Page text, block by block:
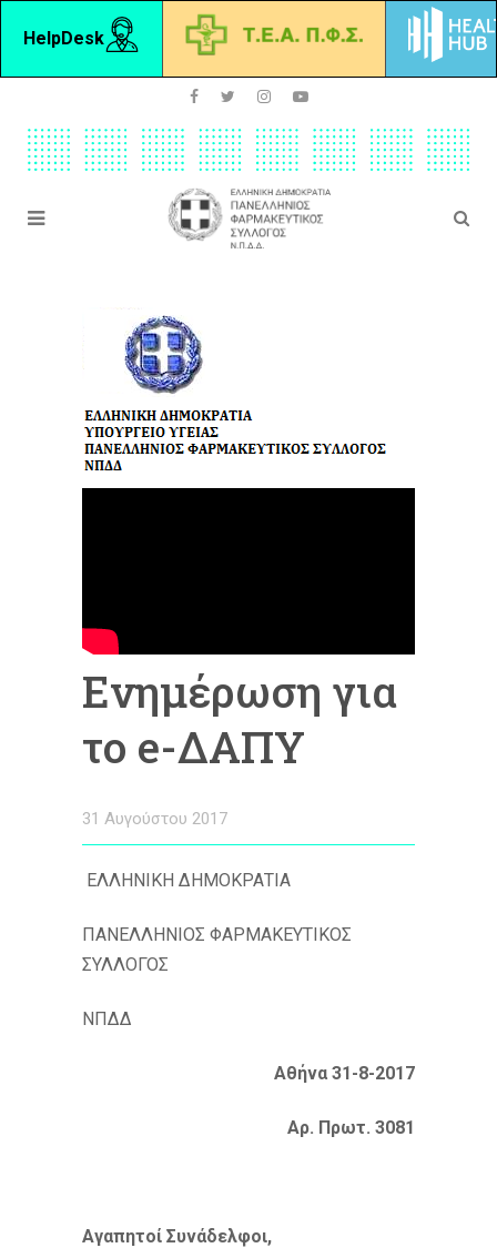
HelpDesk
Ενημέρωση για
το e-ΔΑΠΥ
31 Αυγούστου 2017
ΕΛΛΗΝΙΚΗ ΔΗΜΟΚΡΑΤΙΑ
ΠΑΝΕΛΛΗΝΙΟΣ ΦΑΡΜΑΚΕΥΤΙΚΟΣ
ΣΥΛΛΟΓΟΣ
ΝΠΔΔ
Αθήνα 31-8-2017
Αρ. Πρωτ. 3081
Αγαπητοί Συνάδελφοι,